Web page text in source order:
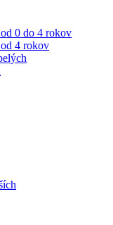
0 do 4 rokov
4 rokov